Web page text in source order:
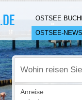
OSTSEE
OSTSEE-NEWS
Wohin reisen Sie?
Anreise